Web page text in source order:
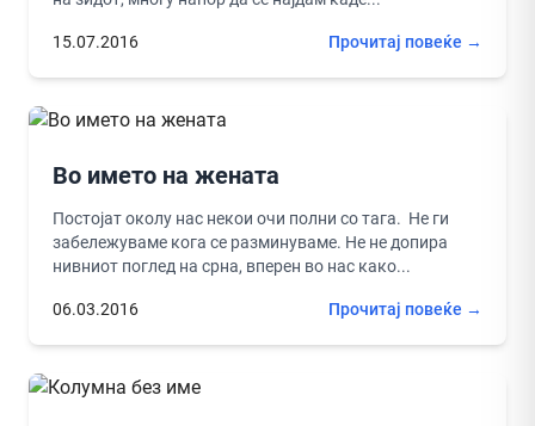
15.07.2016 Прочитај повеќе →
Во името на жената
Постојат околу нас некои очи полни со тага. Не ги
забележуваме кога се разминуваме. Не не допира
нивниот поглед на срна, вперен во нас како...
06.03.2016 Прочитај повеќе →